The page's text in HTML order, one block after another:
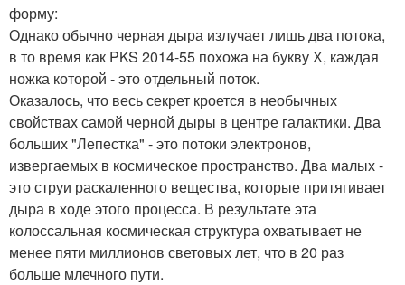
форму:
Однако обычно черная дыра излучает лишь два потока,
в то время как PKS 2014-55 похожа на букву Х, каждая
ножка которой - это отдельный поток.
Оказалось, что весь секрет кроется в необычных
свойствах самой черной дыры в центре галактики. Два
больших "Лепестка" - это потоки электронов,
извергаемых в космическое пространство. Два малых -
это струи раскаленного вещества, которые притягивает
дыра в ходе этого процесса. В результате эта
колоссальная космическая структура охватывает не
менее пяти миллионов световых лет, что в 20 раз
больше млечного пути.